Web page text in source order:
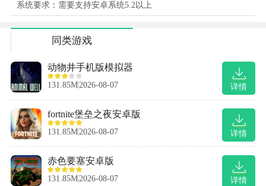
系统要求：需要支持安卓系统5.2以上
同类游戏
详情
动物井手机版模拟器
131.85M2026-08-07
详情
fortnite堡垒之夜安卓版
131.85M2026-08-07
详情
赤色要塞安卓版
131.85M2026-08-07